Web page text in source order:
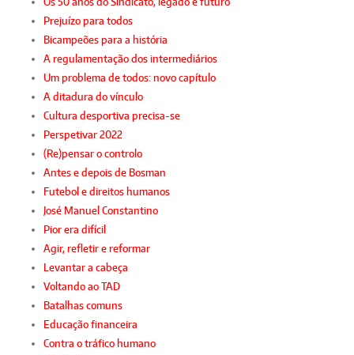
Prejuízo para todos
Bicampeões para a história
A regulamentação dos intermediários
Um problema de todos: novo capítulo
A ditadura do vínculo
Cultura desportiva precisa-se
Perspetivar 2022
(Re)pensar o controlo
Antes e depois de Bosman
Futebol e direitos humanos
José Manuel Constantino
Pior era difícil
Agir, refletir e reformar
Levantar a cabeça
Voltando ao TAD
Batalhas comuns
Educação financeira
Contra o tráfico humano